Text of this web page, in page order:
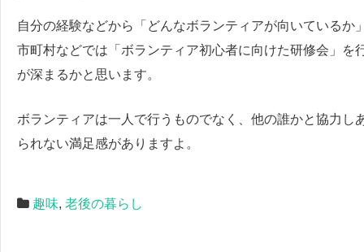
自分の経験などから「どんなボランティアが向いている
市町村などでは「ボランティア初心者に向けた研修会」
が深まるかと思います。
ボランティアは一人で行うものでなく、他の誰かと協力
られない満足感がありますよ。
趣味, 老後の暮らし